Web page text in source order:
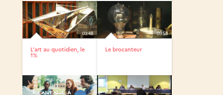
03:48
L’art au quotidien, le
1%
09:58
Le brocanteur